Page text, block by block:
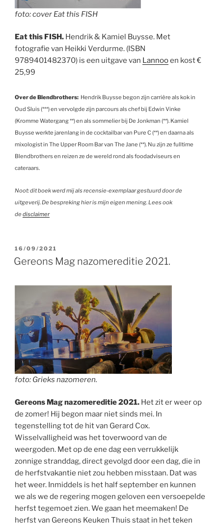
foto: cover Eat this FISH
Eat this FISH. Hendrik & Kamiel Buysse. Met
fotografie van Heikki Verdurme. (ISBN
9789401482370) is een uitgave van Lannooen kost €
25,99
Over de Blendbrothers: Hendrik Buysse begon zijn carrière als kok in
Oud Sluis (***) en vervolgde zijn parcours als chef bij Edwin Vinke
(Kromme Watergang **) en als sommelier bij De Jonkman (**). Kamiel
Buysse werkte jarenlang in de cocktailbar van Pure C (**) en daarna als
mixologist in The Upper Room Bar van The Jane (**). Nu zijn ze fulltime
Blendbrothers en reizen ze de wereld rond als foodadviseurs en
cateraars.
Noot: dit boek werd mij als recensie-exemplaar gestuurd door de
uitgeverij. De bespreking hier is mijn eigen mening. Lees ook
de disclaimer
GEPLAATST
OP
16/09/2021
Gereons Mag nazomereditie 2021.
foto: Grieks nazomeren.
Gereons Mag nazomereditie 2021. Het zit er weer op
de zomer! Hij begon maar niet sinds mei. In
tegenstelling tot de hit van Gerard Cox.
Wisselvalligheid was het toverwoord van de
weergoden. Met op de ene dag een verrukkelijk
zonnige stranddag, direct gevolgd door een dag, die in
de herfstvakantie niet zou hebben misstaan. Dat was
het weer. Inmiddels is het half september en kunnen
we als we de regering mogen geloven een versoepelde
herfst tegemoet zien. We gaan het meemaken! De
herfst van Gereons Keuken Thuis staat in het teken